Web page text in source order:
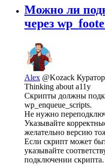
Можно ли
через
Alex @Kozack
Thinking about a11y
Скрипты должны
wp_enqueue_scripts.
Не нужно
Указывайте
желательно версию
Если скрипт может
указывайте
подключении скрипта.